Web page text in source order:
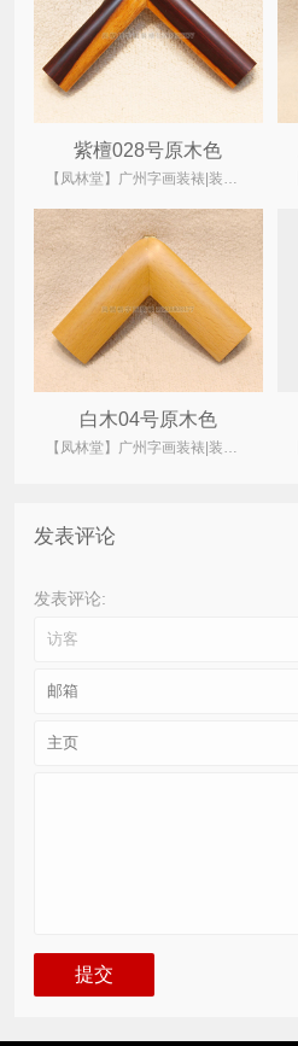
紫檀028号原木色
【凤林堂】广州字画装裱|装裱店|裱画|书画装裱|国画装裱
白木04号原木色
【凤林堂】广州字画装裱|装裱店|裱画|书画装裱|国画装裱
发表评论
发表评论: